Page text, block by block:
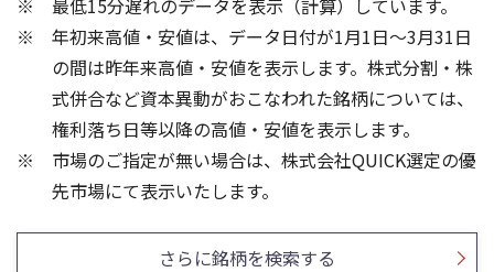
25/12
25/10
25/08
25/06
25/04
0
500
24/01
23/01
22/01
21/01
0
500
最低15分遅れのデータを表示（計算）しています。
年初来高値・安値は、データ日付が1月1日～3月31日
の間は昨年来高値・安値を表示します。株式分割・株
式併合など資本異動がおこなわれた銘柄については、
権利落ち日等以降の高値・安値を表示します。
市場のご指定が無い場合は、株式会社QUICK選定の優
先市場にて表示いたします。
さらに銘柄を検索する